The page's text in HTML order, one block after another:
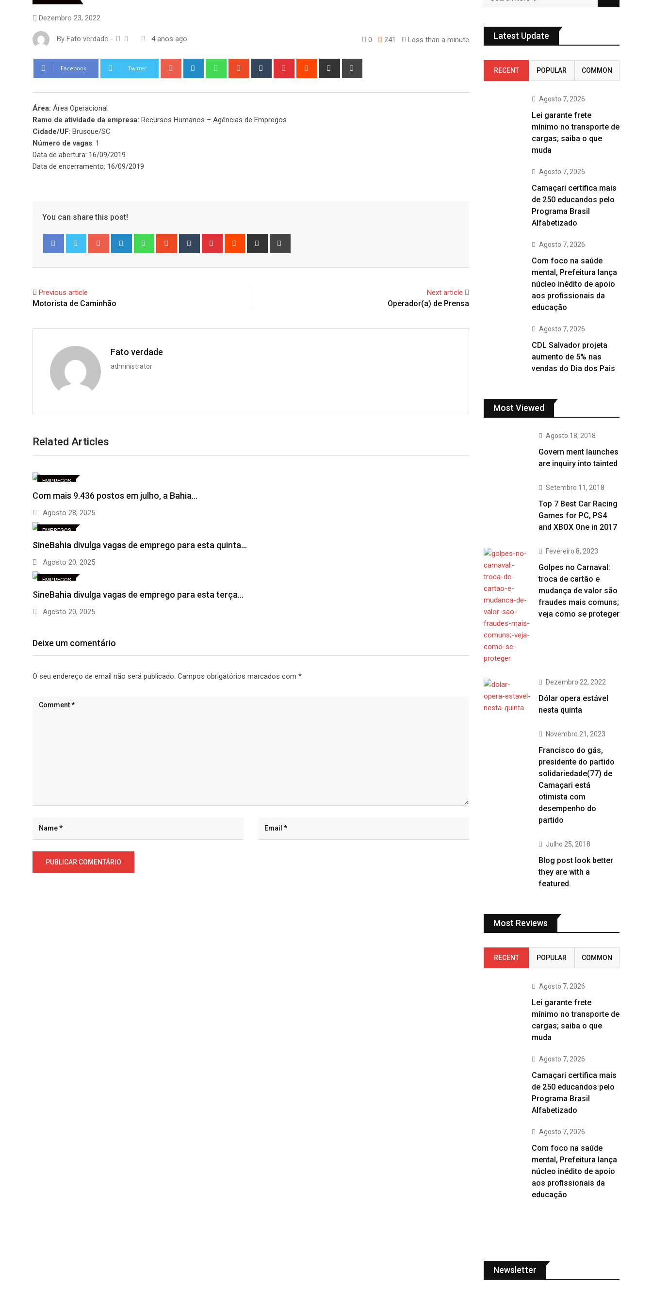
Dezembro 23, 2022
By Fato verdade - 4 anos ago 0 241 Less than a minute
Facebook Twitter Google+ LinkedIn WhatsappStumbleUpon
Tumblr Pinterest Reddit
Share
Área: Área Operacional
Ramo de atividade da empresa: Recursos Humanos – Agências de Empregos
Cidade/UF: Brusque/SC
Número de vagas: 1
Data de abertura: 16/09/2019
Data de encerramento: 16/09/2019
You can share this post!
Google+ LinkedIn WhatsappStumbleUpon
Tumblr Pinterest Reddit
Share
Previous article
Motorista de Caminhão
Next article
Operador(a) de Prensa
Fato verdade
administrator
Related Articles
EMPREGOS
Com mais 9.436 postos em julho, a Bahia…
Agosto 28, 2025
EMPREGOS
SineBahia divulga vagas de emprego para esta quinta…
Agosto 20, 2025
EMPREGOS
SineBahia divulga vagas de emprego para esta terça…
Agosto 20, 2025
Deixe um comentário
O seu endereço de email não será publicado. Campos obrigatórios marcados com *
Latest Update
RECENT POPULAR COMMON
Agosto 7, 2026
Lei garante frete
mínimo no transporte de
cargas; saiba o que
muda
Agosto 7, 2026
Camaçari certifica mais
de 250 educandos pelo
Programa Brasil
Alfabetizado
Agosto 7, 2026
Com foco na saúde
mental, Prefeitura lança
núcleo inédito de apoio
aos profissionais da
educação
Agosto 7, 2026
CDL Salvador projeta
aumento de 5% nas
vendas do Dia dos Pais
Most Viewed
Agosto 18, 2018
Govern ment launches
are inquiry into tainted
Setembro 11, 2018
Top 7 Best Car Racing
Games for PC, PS4
and XBOX One in 2017
Fevereiro 8, 2023
Golpes no Carnaval:
troca de cartão e
mudança de valor são
fraudes mais comuns;
veja como se proteger
Dezembro 22, 2022
Dólar opera estável
nesta quinta
Novembro 21, 2023
Francisco do gás,
presidente do partido
solidariedade(77) de
Camaçari está
otimista com
desempenho do
partido
Julho 25, 2018
Blog post look better
they are with a
featured.
Most Reviews
RECENT POPULAR COMMON
Agosto 7, 2026
Lei garante frete
mínimo no transporte de
cargas; saiba o que
muda
Agosto 7, 2026
Camaçari certifica mais
de 250 educandos pelo
Programa Brasil
Alfabetizado
Agosto 7, 2026
Com foco na saúde
mental, Prefeitura lança
núcleo inédito de apoio
aos profissionais da
educação
Newsletter